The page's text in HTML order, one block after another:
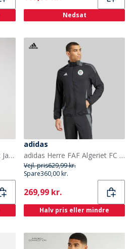
Nedsat
Marcus Herre Lebron Kort Jakke Olive Green
adidas
adidas Herre FAF Algeriet FC 24/25 Præsentationsjakke Sort/Team Dark Grey
Vejl. pris629,99 kr.
Spare360,00 kr.
Current
269,99 kr.
Halv pris eller mindre